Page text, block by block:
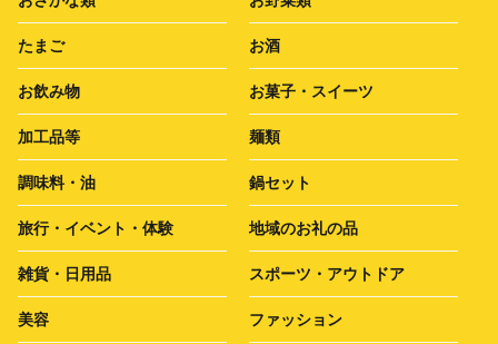
たまご お酒
お飲み物 お菓子・スイーツ
加工品等 麺類
調味料・油 鍋セット
旅行・イベント・体験 地域のお礼の品
雑貨・日用品 スポーツ・アウトドア
美容 ファッション